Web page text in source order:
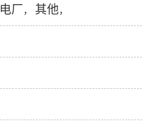
电厂， 其他，